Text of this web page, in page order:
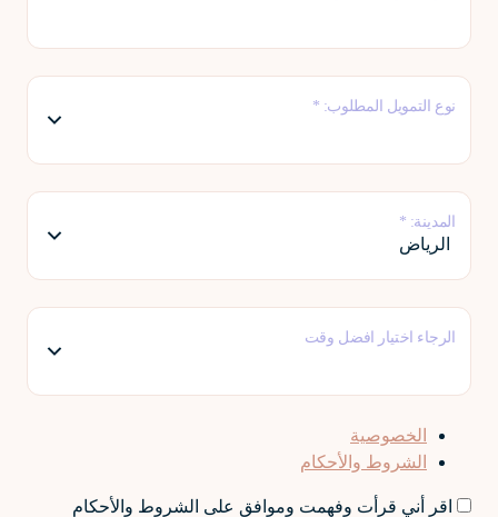
نوع التمويل المطلوب: *
المدينة: *
الرجاء اختيار افضل وقت
الخصوصية
الشروط والأحكام
اقر أني قرأت وفهمت وموافق على الشروط والأحكام